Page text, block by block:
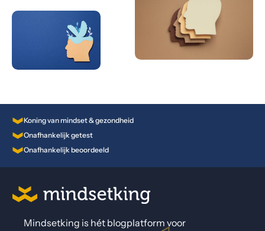
Koning van mindset & gezondheid
Onafhankelijk getest
Onafhankelijk beoordeeld
Mindsetking is hét blogplatform voor